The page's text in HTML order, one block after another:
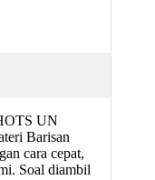
UN
Barisan
cara cepat,
Soal diambil